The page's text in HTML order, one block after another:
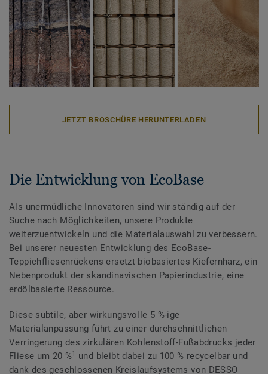
JETZT BROSCHÜRE HERUNTERLADEN
Die Entwicklung von EcoBase
Als unermüdliche Innovatoren sind wir ständig auf der
Suche nach Möglichkeiten, unsere Produkte
weiterzuentwickeln und die Materialauswahl zu verbessern.
Bei unserer neuesten Entwicklung des EcoBase-
Teppichfliesenrückens ersetzt biobasiertes Kiefernharz, ein
Nebenprodukt der skandinavischen Papierindustrie, eine
erdölbasierte Ressource.
Diese subtile, aber wirkungsvolle 5 %-ige
Materialanpassung führt zu einer durchschnittlichen
Verringerung des zirkulären Kohlenstoff-Fußabdrucks jeder
Fliese um 20 %1
und bleibt dabei zu 100 % recycelbar und
dank des geschlossenen Kreislaufsystems von DESSO